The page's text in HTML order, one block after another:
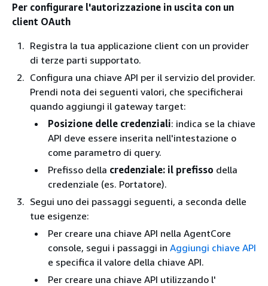
Per configurare l'autorizzazione in uscita con un
client OAuth
Registra la tua applicazione client con un provider
di terze parti supportato.
Configura una chiave API per il servizio del provider.
Prendi nota dei seguenti valori, che specificherai
quando aggiungi il gateway target:
Posizione delle credenziali: indica se la chiave
API deve essere inserita nell'intestazione o
come parametro di query.
Prefisso della credenziale: il prefisso della
credenziale (es. Portatore).
Segui uno dei passaggi seguenti, a seconda delle
tue esigenze:
Per creare una chiave API nella AgentCore
console, segui i passaggi in Aggiungi chiave API
e specifica il valore della chiave API.
Per creare una chiave API utilizzando l'